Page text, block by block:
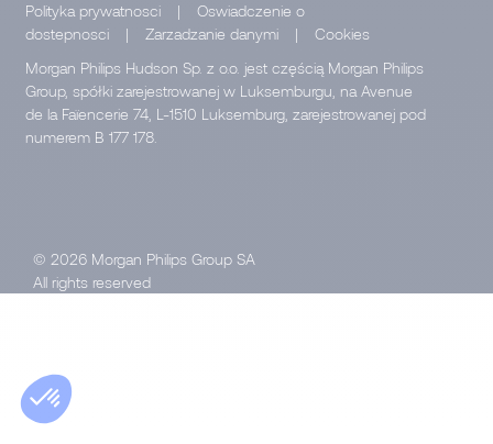
Polityka prywatnosci |
Oswiadczenie o
dostepnosci
| Zarzadzanie danymi |
Cookies
Morgan Philips Hudson Sp. z o.o. jest częścią Morgan Philips
Group, spółki zarejestrowanej w Luksemburgu, na Avenue
de la Faïencerie 74, L-1510 Luksemburg, zarejestrowanej pod
numerem B 177 178.
© 2026 Morgan Philips Group SA
All rights reserved